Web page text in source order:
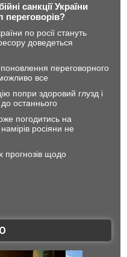
санкції України
переговорів?
по росії стануть
доведеться
переговорного
все
попри здоровий глузд і
останнього
погодитись на
росіяни не
щодо